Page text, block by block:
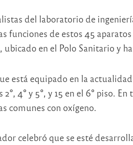
del laboratorio de
funciones de estos 45
ubicado en el Polo Sanitario y
está equipado en la
2°, 4° y 5°, y 15 en el 6° piso.
comunes con oxígeno.
celebró que se esté